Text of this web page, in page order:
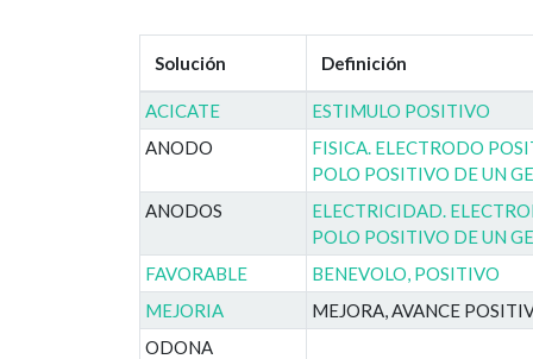
Solución Definición
ACICATE
ESTIMULO POSITIVO
ANODO
FISICA. ELECTRODO
POLO POSITIVO DE UN
ANODOS
ELECTRICIDAD.
POLO POSITIVO DE UN
FAVORABLE
BENEVOLO, POSITIVO
MEJORIA
MEJORA, AVANCE
ODONA